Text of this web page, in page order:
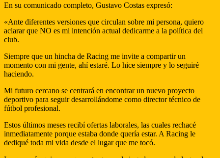
En su comunicado completo, Gustavo Costas expresó:
«Ante diferentes versiones que circulan sobre mi persona, quiero
aclarar que NO es mi intención actual dedicarme a la política del
club.
Siempre que un hincha de Racing me invite a compartir un
momento con mi gente, ahí estaré. Lo hice siempre y lo seguiré
haciendo.
Mi futuro cercano se centrará en encontrar un nuevo proyecto
deportivo para seguir desarrollándome como director técnico de
fútbol profesional.
Estos últimos meses recibí ofertas laborales, las cuales rechacé
inmediatamente porque estaba donde quería estar. A Racing le
dediqué toda mi vida desde el lugar que me tocó.